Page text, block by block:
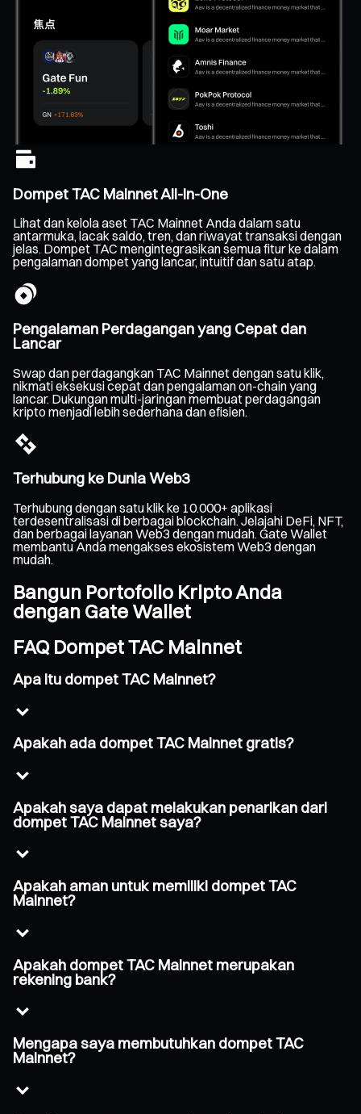
Dompet TAC Mainnet All-In-One
Lihat dan kelola aset TAC Mainnet Anda dalam satu
antarmuka, lacak saldo, tren, dan riwayat transaksi dengan
jelas. Dompet TAC mengintegrasikan semua fitur ke dalam
pengalaman dompet yang lancar, intuitif dan satu atap.
Pengalaman Perdagangan yang Cepat dan
Lancar
Swap dan perdagangkan TAC Mainnet dengan satu klik,
nikmati eksekusi cepat dan pengalaman on-chain yang
lancar. Dukungan multi-jaringan membuat perdagangan
kripto menjadi lebih sederhana dan efisien.
Terhubung ke Dunia Web3
Terhubung dengan satu klik ke 10.000+ aplikasi
terdesentralisasi di berbagai blockchain. Jelajahi DeFi, NFT,
dan berbagai layanan Web3 dengan mudah. Gate Wallet
membantu Anda mengakses ekosistem Web3 dengan
mudah.
Bangun Portofolio Kripto Anda
dengan Gate Wallet
FAQ Dompet TAC Mainnet
Apa itu dompet TAC Mainnet?
Apakah ada dompet TAC Mainnet gratis?
Apakah saya dapat melakukan penarikan dari
dompet TAC Mainnet saya?
Apakah aman untuk memiliki dompet TAC
Mainnet?
Apakah dompet TAC Mainnet merupakan
rekening bank?
Mengapa saya membutuhkan dompet TAC
Mainnet?